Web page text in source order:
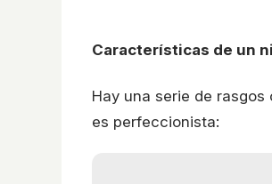
Características de un
Hay una serie de
es perfeccionista: